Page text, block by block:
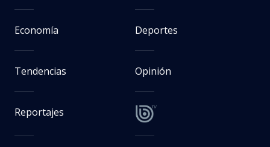
Economía Deportes
Tendencias Opinión
Reportajes